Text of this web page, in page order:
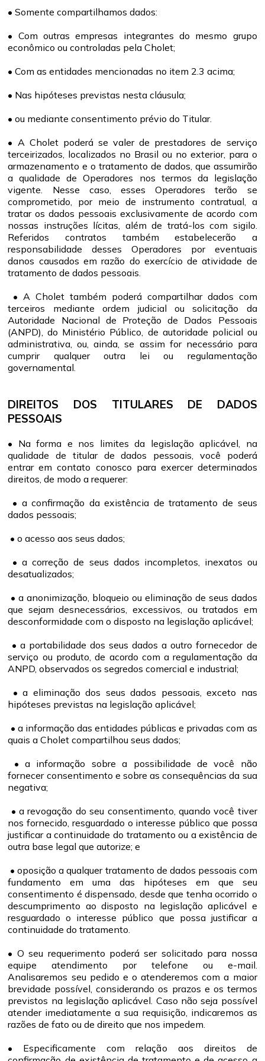
• Somente compartilhamos dados:
• Com outras empresas integrantes do mesmo grupo
econômico ou controladas pela Cholet;
• Com as entidades mencionadas no item 2.3 acima;
• Nas hipóteses previstas nesta cláusula;
• ou mediante consentimento prévio do Titular.
• A Cholet poderá se valer de prestadores de serviço
terceirizados, localizados no Brasil ou no exterior, para o
armazenamento e o tratamento de dados, que assumirão
a qualidade de Operadores nos termos da legislação
vigente. Nesse caso, esses Operadores terão se
comprometido, por meio de instrumento contratual, a
tratar os dados pessoais exclusivamente de acordo com
nossas instruções lícitas, além de tratá-los com sigilo.
Referidos contratos também estabelecerão a
responsabilidade desses Operadores por eventuais
danos causados em razão do exercício de atividade de
tratamento de dados pessoais.
• A Cholet também poderá compartilhar dados com
terceiros mediante ordem judicial ou solicitação da
Autoridade Nacional de Proteção de Dados Pessoais
(ANPD), do Ministério Público, de autoridade policial ou
administrativa, ou, ainda, se assim for necessário para
cumprir qualquer outra lei ou regulamentação
governamental.
DIREITOS DOS TITULARES DE DADOS
PESSOAIS
• Na forma e nos limites da legislação aplicável, na
qualidade de titular de dados pessoais, você poderá
entrar em contato conosco para exercer determinados
direitos, de modo a requerer:
• a confirmação da existência de tratamento de seus
dados pessoais;
• o acesso aos seus dados;
• a correção de seus dados incompletos, inexatos ou
desatualizados;
• a anonimização, bloqueio ou eliminação de seus dados
que sejam desnecessários, excessivos, ou tratados em
desconformidade com o disposto na legislação aplicável;
• a portabilidade dos seus dados a outro fornecedor de
serviço ou produto, de acordo com a regulamentação da
ANPD, observados os segredos comercial e industrial;
• a eliminação dos seus dados pessoais, exceto nas
hipóteses previstas na legislação aplicável;
• a informação das entidades públicas e privadas com as
quais a Cholet compartilhou seus dados;
• a informação sobre a possibilidade de você não
fornecer consentimento e sobre as consequências da sua
negativa;
• a revogação do seu consentimento, quando você tiver
nos fornecido, resguardado o interesse público que possa
justificar a continuidade do tratamento ou a existência de
outra base legal que autorize; e
• oposição a qualquer tratamento de dados pessoais com
fundamento em uma das hipóteses em que seu
consentimento é dispensado, desde que tenha ocorrido o
descumprimento ao disposto na legislação aplicável e
resguardado o interesse público que possa justificar a
continuidade do tratamento.
• O seu requerimento poderá ser solicitado para nossa
equipe atendimento por telefone ou e-mail.
Analisaremos seu pedido e o atenderemos com a maior
brevidade possível, considerando os prazos e os termos
previstos na legislação aplicável. Caso não seja possível
atender imediatamente a sua requisição, indicaremos as
razões de fato ou de direito que nos impedem.
• Especificamente com relação aos direitos de